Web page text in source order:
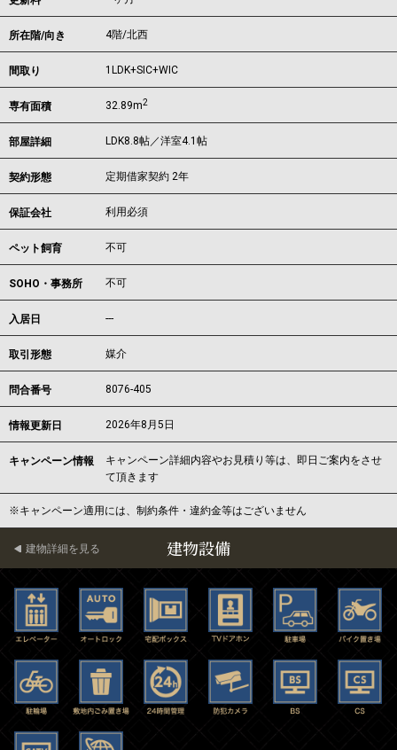
所在階/向き 4階/北西
間取り 1LDK+SIC+WIC
専有面積 32.89m2
部屋詳細 LDK8.8帖／洋室4.1帖
契約形態 定期借家契約 2年
保証会社 利用必須
ペット飼育 不可
SOHO・事務所 不可
入居日 ---
取引形態 媒介
問合番号 8076-405
情報更新日 2026年8月5日
キャンペーン情報
キャンペーン詳細内容やお見積り等は、即日ご案内をさせ
て頂きます
※キャンペーン適用には、制約条件・違約金等はございません
建物設備
建物詳細を見る